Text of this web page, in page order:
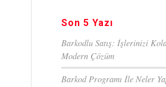
Son 5 Yazı
Barkodlu Satış: İşlerinizi
Modern Çözüm
Barkod Programı İle Neler